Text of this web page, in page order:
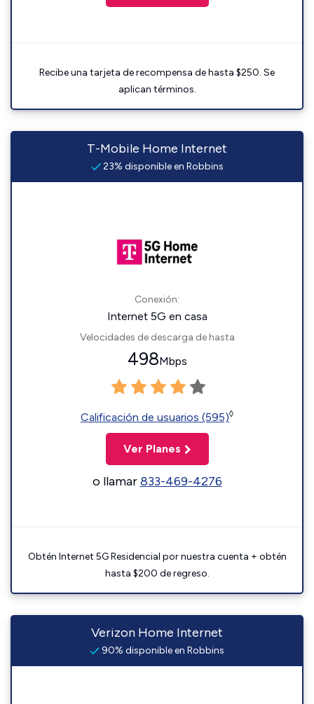
Recibe una tarjeta de recompensa de hasta $250. Se
aplican términos.
T-Mobile Home Internet
23% disponible en Robbins
Conexión:
Internet 5G en casa
Velocidades de descarga de hasta
498Mbps
Calificación de usuarios (595)◊
Ver Planes
o llamar833-469-4276
Obtén Internet 5G Residencial por nuestra cuenta + obtén
hasta $200 de regreso.
Verizon Home Internet
90% disponible en Robbins